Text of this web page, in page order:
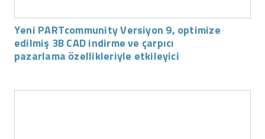
Yeni PARTcommunity Versiyon 9, optimize
edilmiş 3B CAD indirme ve çarpıcı
pazarlama özellikleriyle etkileyici